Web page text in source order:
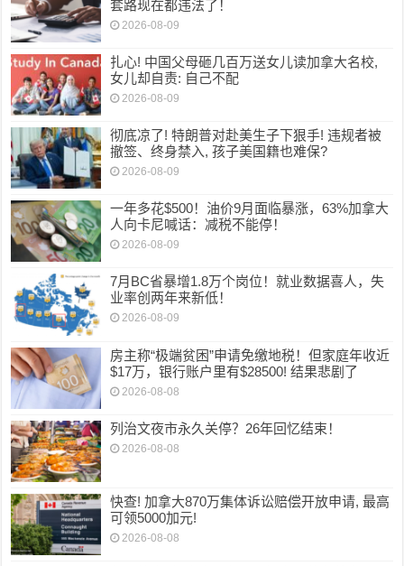
套路现在都违法了！
2026-08-09
扎心! 中国父母砸几百万送女儿读加拿大名校,
女儿却自责: 自己不配
2026-08-09
彻底凉了! 特朗普对赴美生子下狠手! 违规者被
撤签、终身禁入, 孩子美国籍也难保?
2026-08-09
一年多花$500！油价9月面临暴涨，63%加拿大
人向卡尼喊话：减税不能停！
2026-08-09
7月BC省暴增1.8万个岗位！就业数据喜人，失
业率创两年来新低！
2026-08-09
房主称“极端贫困”申请免缴地税！但家庭年收近
$17万，银行账户里有$28500! 结果悲剧了
2026-08-08
列治文夜市永久关停？26年回忆结束！
2026-08-08
快查! 加拿大870万集体诉讼赔偿开放申请, 最高
可领5000加元!
2026-08-08